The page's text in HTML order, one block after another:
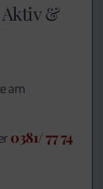
Aktiv &
am
0381/ 77 74